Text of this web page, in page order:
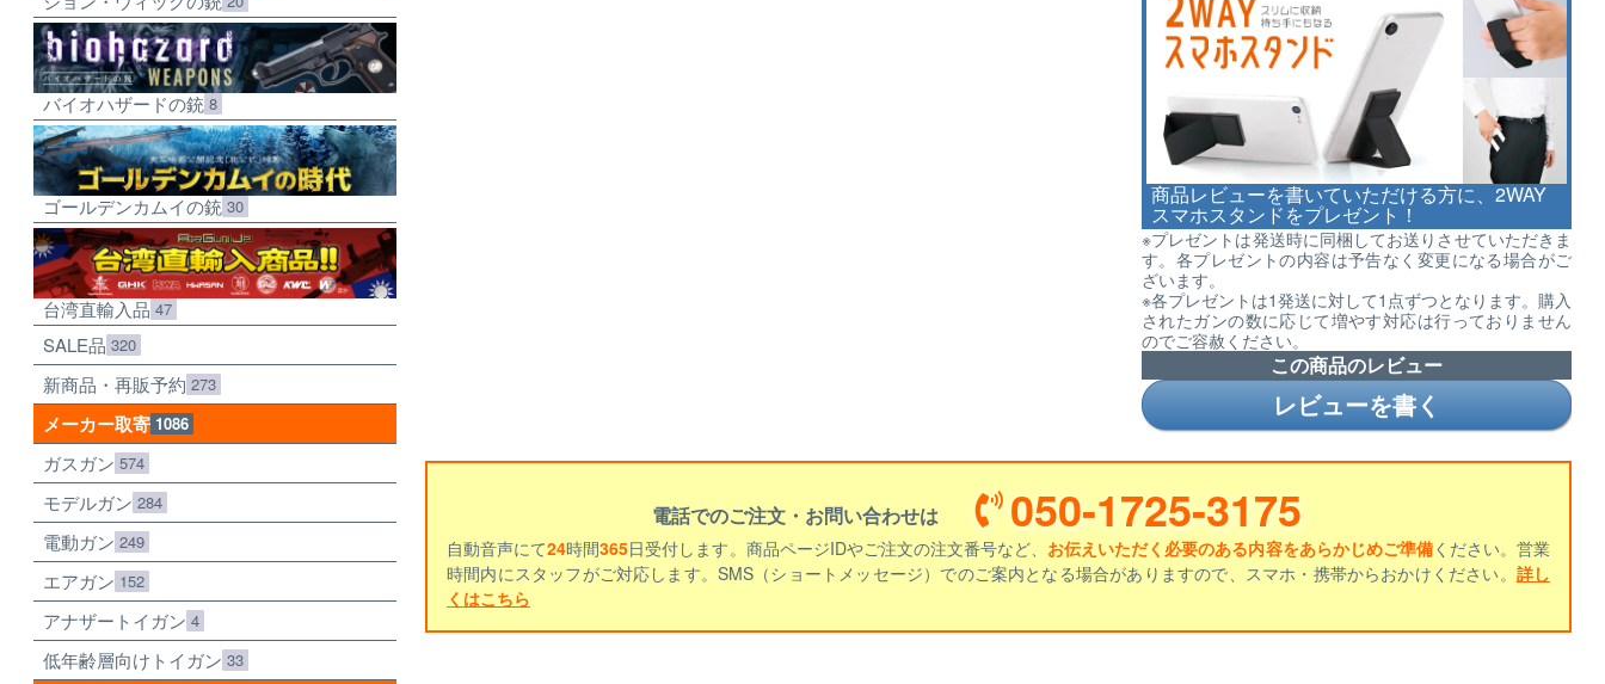
商品レビューを書いていただける方に、2WAY
スマホスタンドをプレゼント！
※プレゼントは発送時に同梱してお送りさせていただきま
す。各プレゼントの内容は予告なく変更になる場合がご
ざいます。
※各プレゼントは1発送に対して1点ずつとなります。購入
されたガンの数に応じて増やす対応は行っておりません
のでご容赦ください。
この商品のレビュー
レビューを書く
電話でのご注文・お問い合わせは 050-1725-3175
自動音声にて24時間365日受付します。商品ページIDやご注文の注文番号など、 お伝えいただく必要のある内容をあらかじめご準備ください。営業
時間内にスタッフがご対応します。SMS（ショートメッセージ）でのご案内となる場合がありますので、スマホ・携帯からおかけください。 詳し
くはこちら
バイオハザードの銃 8
ゴールデンカムイの銃 30
台湾直輸入品 47
SALE品 320
新商品・再販予約 273
メーカー取寄 1086
ガスガン 574
モデルガン 284
電動ガン 249
エアガン 152
アナザートイガン 4
低年齢層向けトイガン 33